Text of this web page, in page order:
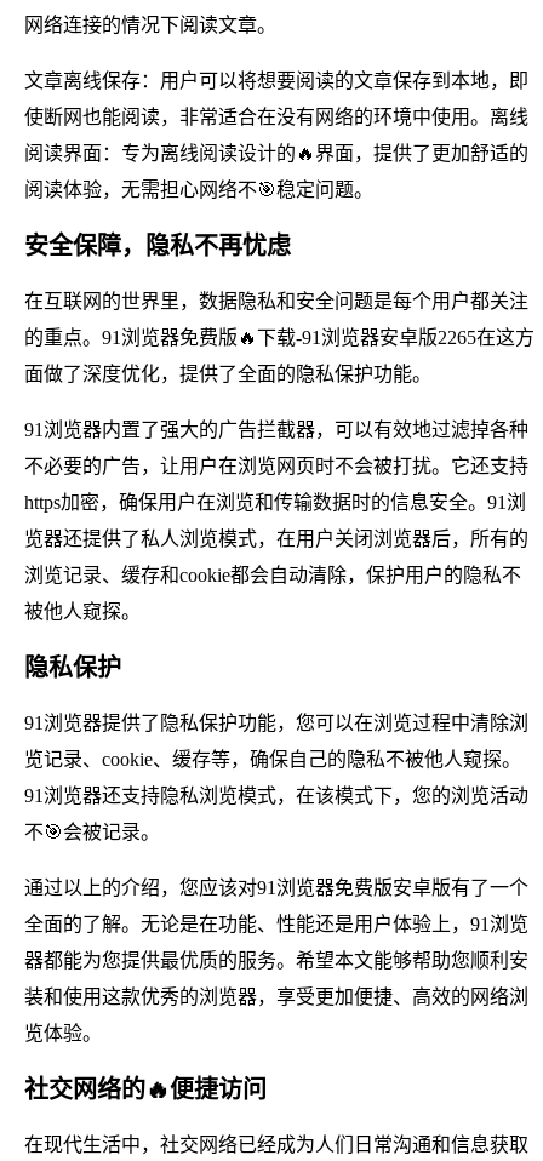
网络连接的情况下阅读文章。
文章离线保存：用户可以将想要阅读的文章保存到本地，即
使断网也能阅读，非常适合在没有网络的环境中使用。离线
阅读界面：专为离线阅读设计的🔥界面，提供了更加舒适的
阅读体验，无需担心网络不🎯稳定问题。
安全保障，隐私不再忧虑
在互联网的世界里，数据隐私和安全问题是每个用户都关注
的重点。91浏览器免费版🔥下载-91浏览器安卓版2265在这方
面做了深度优化，提供了全面的隐私保护功能。
91浏览器内置了强大的广告拦截器，可以有效地过滤掉各种
不必要的广告，让用户在浏览网页时不会被打扰。它还支持
https加密，确保用户在浏览和传输数据时的信息安全。91浏
览器还提供了私人浏览模式，在用户关闭浏览器后，所有的
浏览记录、缓存和cookie都会自动清除，保护用户的隐私不
被他人窥探。
隐私保护
91浏览器提供了隐私保护功能，您可以在浏览过程中清除浏
览记录、cookie、缓存等，确保自己的隐私不被他人窥探。
91浏览器还支持隐私浏览模式，在该模式下，您的浏览活动
不🎯会被记录。
通过以上的介绍，您应该对91浏览器免费版安卓版有了一个
全面的了解。无论是在功能、性能还是用户体验上，91浏览
器都能为您提供最优质的服务。希望本文能够帮助您顺利安
装和使用这款优秀的浏览器，享受更加便捷、高效的网络浏
览体验。
社交网络的🔥便捷访问
在现代生活中，社交网络已经成为人们日常沟通和信息获取